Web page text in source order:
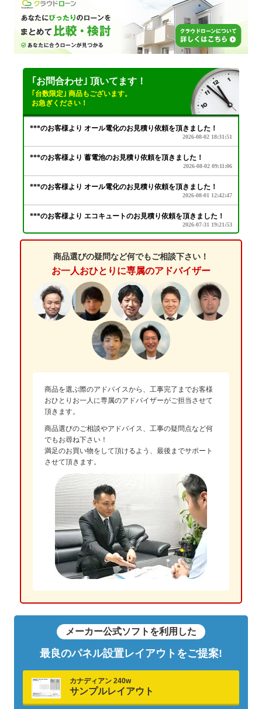
｢お問合わせ｣ 頂いてます！
｢台数限定｣ 商品もございます。
お急ぎください！
商品選びの疑問など何でもご相談下さい！
お一人おひとりに専属のアドバイザー
商品を選ぶ際のアドバイスから、工事完了までお客様
おひとりお一人に専属のアドバイザーがご担当させて
頂きます。
商品選びのご相談やアドバイス、工事の疑問点など何
でもお尋ね下さい！
満足のお買い物をして頂けるよう、最後までサポート
させて頂きます。
メーカー公式ソフトを利用した
最良のパネル設置レイアウトをご提案!
カナディアン 240w
サンプルレイアウト